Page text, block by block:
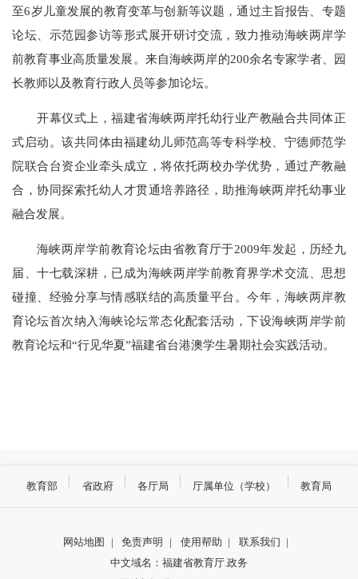
至6岁儿童发展的教育变革与创新等议题，通过主旨报告、专题
论坛、示范园参访等形式展开研讨交流，致力推动海峡两岸学
前教育事业高质量发展。来自海峡两岸的200余名专家学者、园
长教师以及教育行政人员等参加论坛。
开幕仪式上，福建省海峡两岸托幼行业产教融合共同体正
式启动。该共同体由福建幼儿师范高等专科学校、宁德师范学
院联合台资企业牵头成立，将依托两校办学优势，通过产教融
合，协同探索托幼人才贯通培养路径，助推海峡两岸托幼事业
融合发展。
海峡两岸学前教育论坛由省教育厅于2009年发起，历经九
届、十七载深耕，已成为海峡两岸学前教育界学术交流、思想
碰撞、经验分享与情感联结的高质量平台。今年，海峡两岸教
育论坛首次纳入海峡论坛常态化配套活动，下设海峡两岸学前
教育论坛和“行见华夏”福建省台港澳学生暑期社会实践活动。
教育部 省政府 各厅局 厅属单位（学校） 教育局
网站地图 | 免责声明 | 使用帮助 | 联系我们 |
中文域名：福建省教育厅.政务